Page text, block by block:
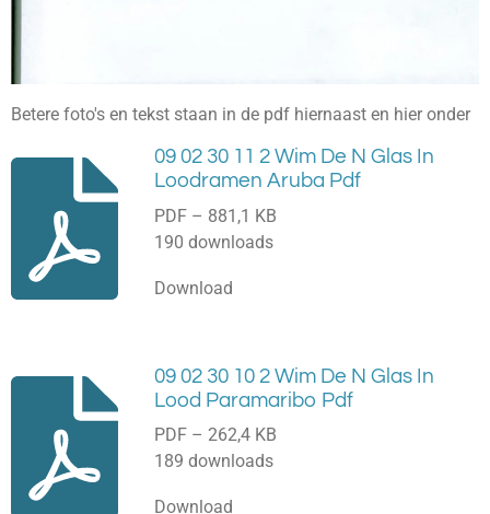
Betere foto's en tekst staan in de pdf hiernaast en hier onder
09 02 30 11 2 Wim De N Glas In
Loodramen Aruba Pdf
PDF – 881,1 KB
190 downloads
Download
09 02 30 10 2 Wim De N Glas In
Lood Paramaribo Pdf
PDF – 262,4 KB
189 downloads
Download